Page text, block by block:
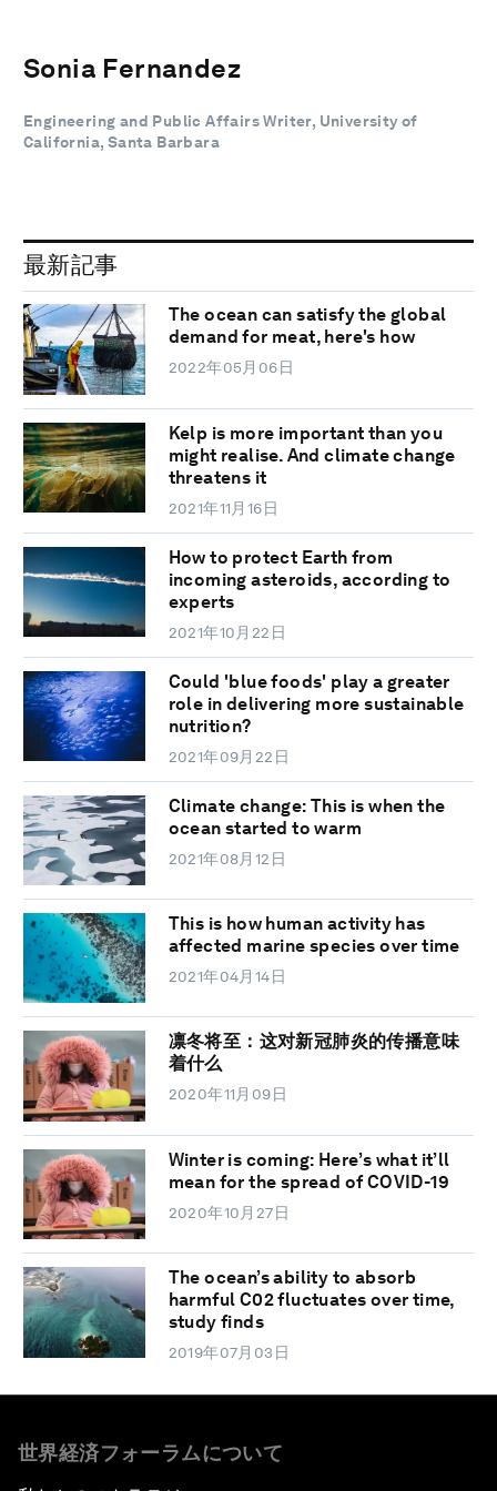
Sonia Fernandez
Engineering and Public Affairs Writer, University of
California, Santa Barbara
最新記事
The ocean can satisfy the global
demand for meat, here's how
2022年05月06日
Kelp is more important than you
might realise. And climate change
threatens it
2021年11月16日
How to protect Earth from
incoming asteroids, according to
experts
2021年10月22日
Could 'blue foods' play a greater
role in delivering more sustainable
nutrition?
2021年09月22日
Climate change: This is when the
ocean started to warm
2021年08月12日
This is how human activity has
affected marine species over time
2021年04月14日
凛冬将至：这对新冠肺炎的传播意味
着什么
2020年11月09日
Winter is coming: Here’s what it’ll
mean for the spread of COVID-19
2020年10月27日
The ocean’s ability to absorb
harmful C02 fluctuates over time,
study finds
2019年07月03日
世界経済フォーラムについて